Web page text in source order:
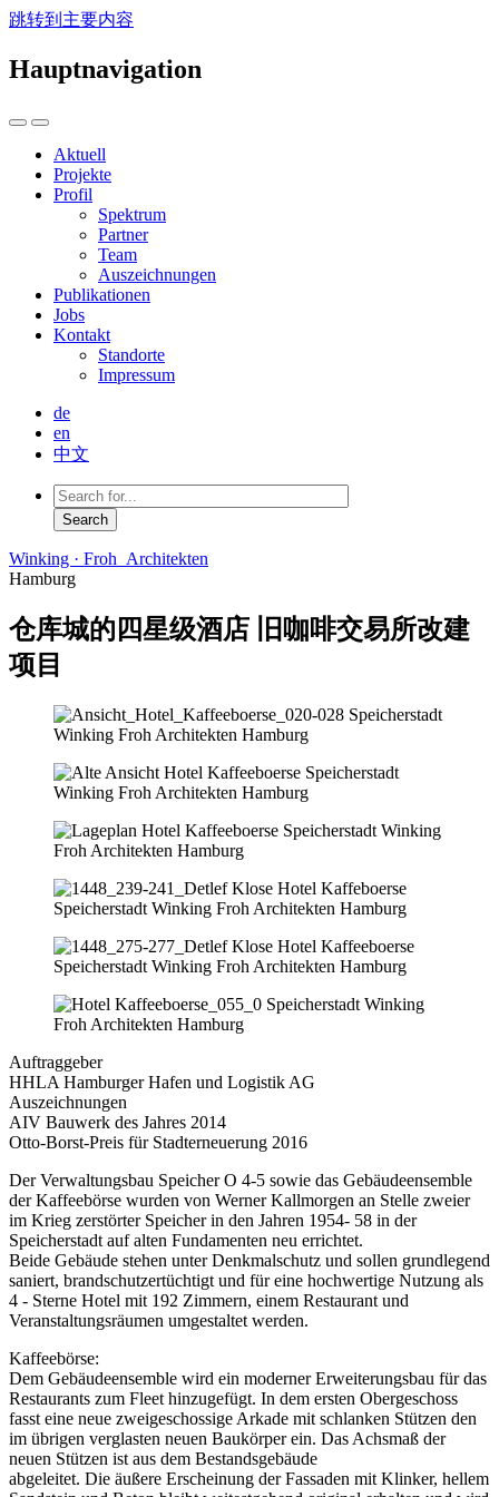
跳转到主要内容
Hauptnavigation
Aktuell
Projekte
Profil
Spektrum
Partner
Team
Auszeichnungen
Publikationen
Jobs
Kontakt
Standorte
Impressum
de
en
中文
Winking · Froh Architekten
Hamburg
仓库城的四星级酒店 旧咖啡交易所改建
项目
Auftraggeber
HHLA Hamburger Hafen und Logistik AG
Auszeichnungen
AIV Bauwerk des Jahres 2014
Otto-Borst-Preis für Stadterneuerung 2016
Der Verwaltungsbau Speicher O 4-5 sowie das Gebäudeensemble
der Kaffeebörse wurden von Werner Kallmorgen an Stelle zweier
im Krieg zerstörter Speicher in den Jahren 1954- 58 in der
Speicherstadt auf alten Fundamenten neu errichtet.
Beide Gebäude stehen unter Denkmalschutz und sollen grundlegend
saniert, brandschutzertüchtigt und für eine hochwertige Nutzung als
4 - Sterne Hotel mit 192 Zimmern, einem Restaurant und
Veranstaltungsräumen umgestaltet werden.
Kaffeebörse:
Dem Gebäudeensemble wird ein moderner Erweiterungsbau für das
Restaurants zum Fleet hinzugefügt. In dem ersten Obergeschoss
fasst eine neue zweigeschossige Arkade mit schlanken Stützen den
im übrigen verglasten neuen Baukörper ein. Das Achsmaß der
neuen Stützen ist aus dem Bestandsgebäude
abgeleitet. Die äußere Erscheinung der Fassaden mit Klinker, hellem